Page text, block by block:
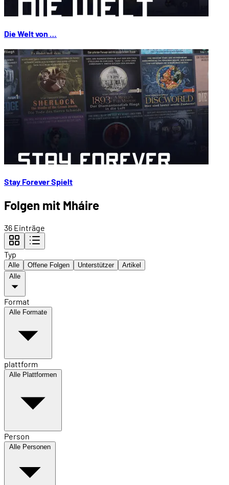
Die Welt von …
Stay Forever Spielt
Folgen mit Mháire
36 Einträge
Typ
Alle Offene Folgen Unterstützer
Artikel
Alle
Format
Alle Formate
plattform
Alle Plattformen
Person
Alle Personen